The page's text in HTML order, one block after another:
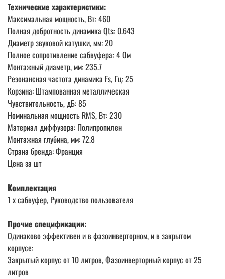
Технические характеристики:
Максимальная мощность, Вт: 460
Полная добротность динамика Qts: 0.643
Диаметр звуковой катушки, мм: 20
Полное сопротивление сабвуфера: 4 Ом
Монтажный диаметр, мм: 235.7
Резонансная частота динамика Fs, Гц: 25
Корзина: Штампованная металлическая
Чувствительность, дБ: 85
Номинальная мощность RMS, Вт: 230
Материал диффузора: Полипропилен
Монтажная глубина, мм: 72.8
Страна бренда: Франция
Цена за шт
Комплектация
1 x сабвуфер, Руководство пользователя
Прочие спецификации:
Одинаково эффективен и в фазоинверторном, и в закрытом
корпусе:
Закрытый корпус от 10 литров, Фазоинверторный корпус от 25
литров